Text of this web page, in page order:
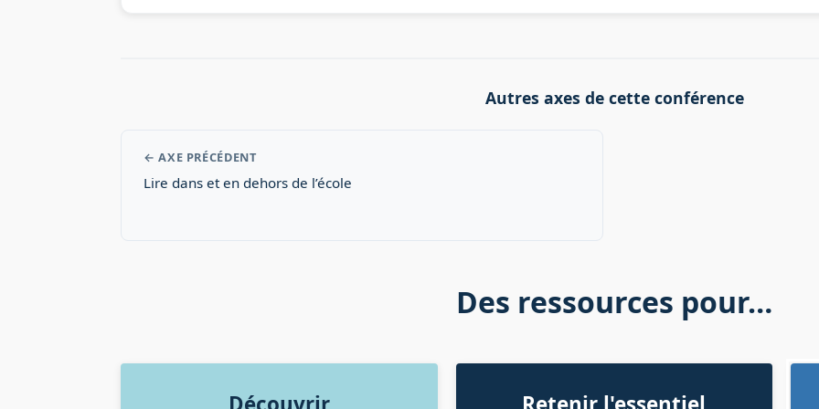
Autres axes de cette conférence
← AXE PRÉCÉDENT
Lire dans et en dehors de l’école
Des ressources pour…